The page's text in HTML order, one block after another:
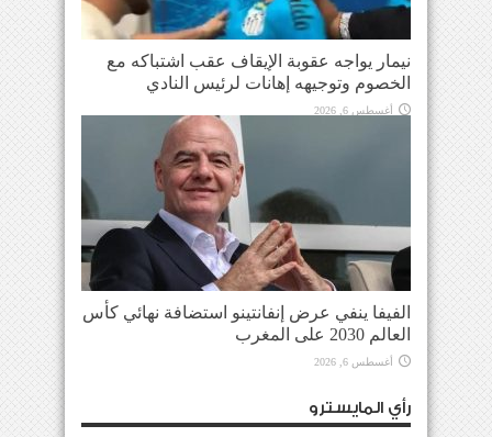
نيمار يواجه عقوبة الإيقاف عقب اشتباكه مع
الخصوم وتوجيهه إهانات لرئيس النادي
أغسطس 6, 2026
الفيفا ينفي عرض إنفانتينو استضافة نهائي كأس
العالم 2030 على المغرب
أغسطس 6, 2026
رأي المايسترو